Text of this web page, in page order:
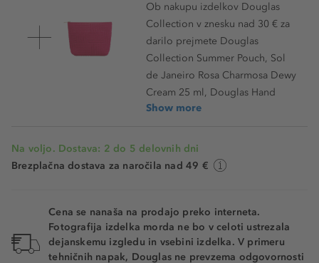
Ob nakupu izdelkov Douglas
Collection v znesku nad 30 € za
darilo prejmete Douglas
Collection Summer Pouch, Sol
de Janeiro Rosa Charmosa Dewy
Cream 25 ml, Douglas Hand
Show more
Na voljo. Dostava: 2 do 5 delovnih dni
Brezplačna dostava za naročila nad 49 €
Cena se nanaša na prodajo preko interneta.
Fotografija izdelka morda ne bo v celoti ustrezala
dejanskemu izgledu in vsebini izdelka. V primeru
tehničnih napak, Douglas ne prevzema odgovornosti